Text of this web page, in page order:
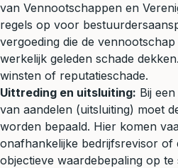
van Vennootschappen en
regels op voor
vergoeding die de
werkelijk geleden schade
winsten of reputatieschade.
Uittreding en uitsluiting: Bij
van aandelen (uitsluiting) moet
worden bepaald. Hier komen
onafhankelijke bedrijfsrevisor of
objectieve waardebepaling op